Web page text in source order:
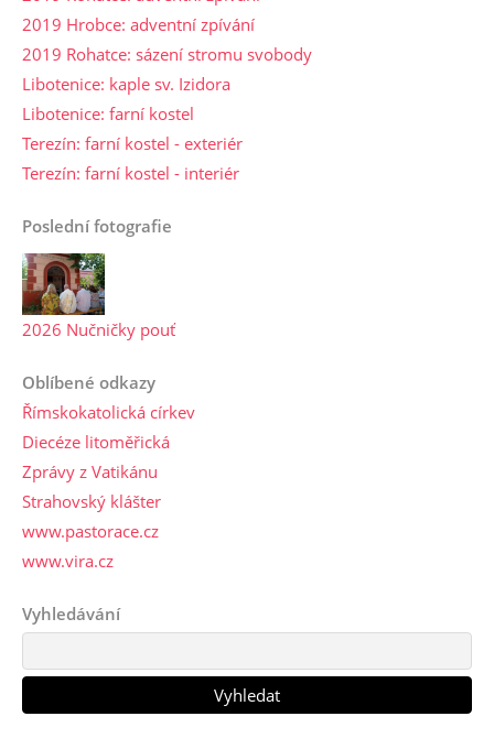
2019 Hrobce: adventní zpívání
2019 Rohatce: sázení stromu svobody
Libotenice: kaple sv. Izidora
Libotenice: farní kostel
Terezín: farní kostel - exteriér
Terezín: farní kostel - interiér
Poslední fotografie
2026 Nučničky pouť
Oblíbené odkazy
Římskokatolická církev
Diecéze litoměřická
Zprávy z Vatikánu
Strahovský klášter
www.pastorace.cz
www.vira.cz
Vyhledávání